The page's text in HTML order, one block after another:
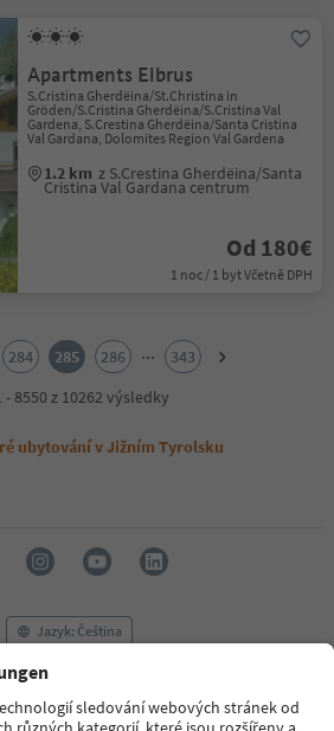
Apartments Elbrus
S.Cristina Gherdëina/St.Christina in
Gröden/S.Cristina Gherdëina/S.Cristina Val
Gardena, S.Crestina Gherdëina/Santa Cristina
Val Gardana, Dolomites Region Val Gardena
1.2 km z S.Crestina Gherdëina/Santa
Cristina Val Gardana centrum
Od 180€
1 noc / 1 byt Včetně DPH
284 285 286 ...
343
- 8550 z 10262 výsledky
ubytování v Jižním Tyrolsku
Jazyk: Čeština
nás Tisk
MICE